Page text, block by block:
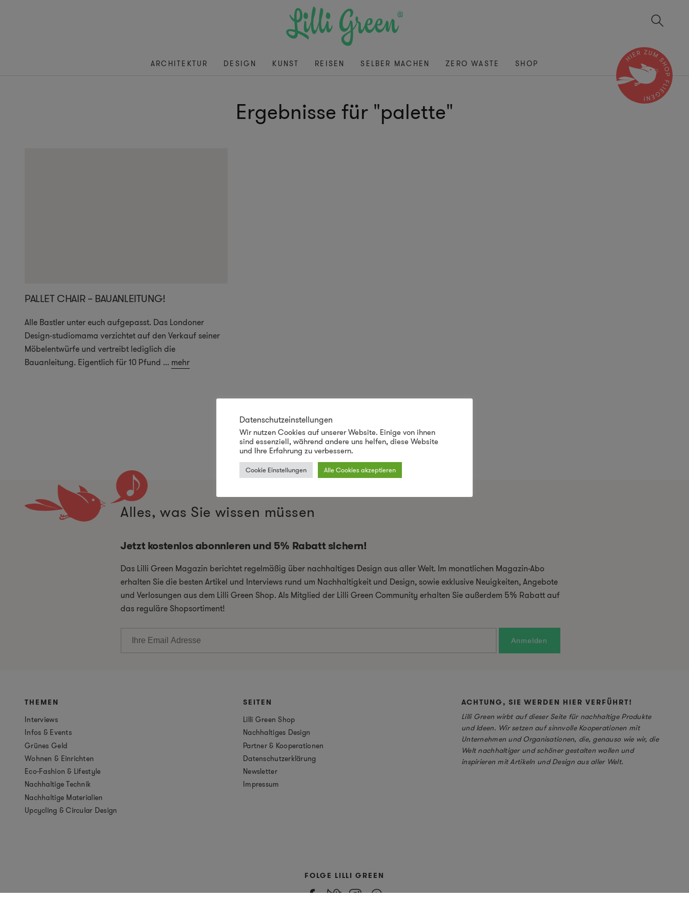
ARCHITEKTUR DESIGN KUNST REISEN SELBER MACHEN ZERO WASTE SHOP
Ergebnisse für "palette"
PALLET CHAIR – BAUANLEITUNG!
Alle Bastler unter euch aufgepasst. Das Londoner
Design-studiomama verzichtet auf den Verkauf seiner
Möbelentwürfe und vertreibt lediglich die
Bauanleitung. Eigentlich für 10 Pfund ... mehr
← 1 2 3 4
Alles, was Sie wissen müssen
Jetzt kostenlos abonnieren und 5% Rabatt sichern!
Das Lilli Green Magazin berichtet regelmäßig über nachhaltiges Design aus aller Welt. Im monatlichen Magazin-Abo
erhalten Sie die besten Artikel und Interviews rund um Nachhaltigkeit und Design, sowie exklusive Neuigkeiten, Angebote
und Verlosungen aus dem Lilli Green Shop. Als Mitglied der Lilli Green Community erhalten Sie außerdem 5% Rabatt auf
das reguläre Shopsortiment!
THEMEN
Interviews
Infos & Events
Grünes Geld
Wohnen & Einrichten
Eco-Fashion & Lifestyle
Nachhaltige Technik
Nachhaltige Materialien
Upcycling & Circular Design
SEITEN
Lilli Green Shop
Nachhaltiges Design
Partner & Kooperationen
Datenschutzerklärung
Newsletter
Impressum
ACHTUNG, SIE WERDEN HIER VERFÜHRT!
Lilli Green wirbt auf dieser Seite für nachhaltige Produkte
und Ideen. Wir setzen auf sinnvolle Kooperationen mit
Unternehmen und Organisationen, die, genauso wie wir, die
Welt nachhaltiger und schöner gestalten wollen und
inspirieren mit Artikeln und Design aus aller Welt.
FOLGE LILLI GREEN
Datenschutzeinstellungen
Wir nutzen Cookies auf unserer Website. Einige von ihnen
sind essenziell, während andere uns helfen, diese Website
und Ihre Erfahrung zu verbessern.
Cookie Einstellungen Alle Cookies akzeptieren